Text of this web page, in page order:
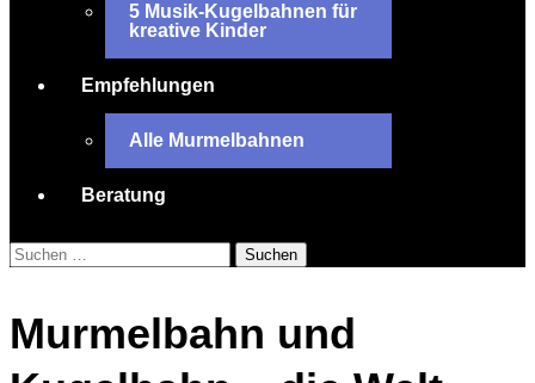
5 Musik-Kugelbahnen für
kreative Kinder
Empfehlungen
Alle Murmelbahnen
Beratung
Suchen
nach:
Murmelbahn und